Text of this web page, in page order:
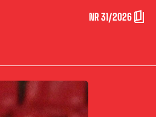
NR 31/2026